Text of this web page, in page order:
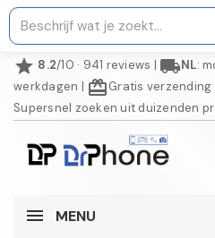
star 8.2/10 · 941 reviews | local_shippingNL:
werkdagen | redeemGratis verzending
Supersnel zoeken uit duizenden
MENU